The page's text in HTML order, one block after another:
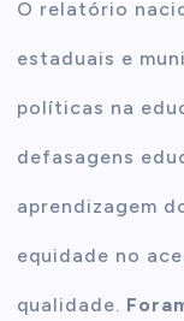
O relatório
estaduais e
políticas na
defasagens
aprendizagem
equidade no
qualidade.